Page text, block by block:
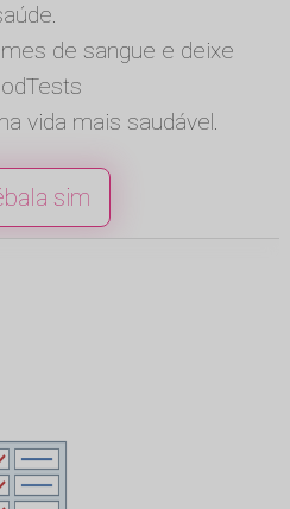
de sangue e deixe
vida mais saudável.
sim